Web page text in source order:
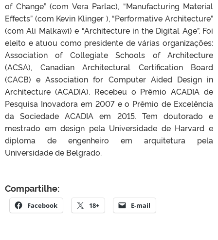
of Change” (com Vera Parlac), “Manufacturing Material
Effects” (com Kevin Klinger ), “Performative Architecture”
(com Ali Malkawi) e “Architecture in the Digital Age”. Foi
eleito e atuou como presidente de várias organizações:
Association of Collegiate Schools of Architecture
(ACSA), Canadian Architectural Certification Board
(CACB) e Association for Computer Aided Design in
Architecture (ACADIA). Recebeu o Prêmio ACADIA de
Pesquisa Inovadora em 2007 e o Prêmio de Excelência
da Sociedade ACADIA em 2015. Tem doutorado e
mestrado em design pela Universidade de Harvard e
diploma de engenheiro em arquitetura pela
Universidade de Belgrado.
Compartilhe:
Facebook 18+ E-mail